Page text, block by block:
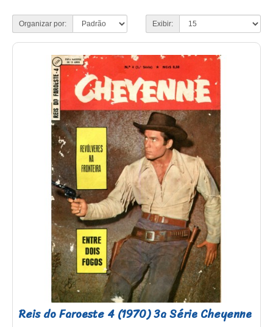
Organizar por: Exibir:
Reis do Faroeste 4 (1970) 3a Série Cheyenne